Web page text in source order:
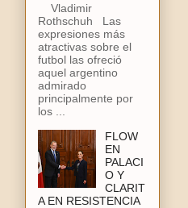
Vladimir
Rothschuh Las
expresiones más
atractivas sobre el
futbol las ofreció
aquel argentino
admirado
principalmente por
los ...
FLOW
EN
PALACI
O Y
CLARIT
A EN RESISTENCIA